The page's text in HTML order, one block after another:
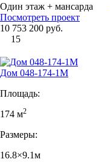
Один этаж + мансарда
Посмотреть проект
10 753 200 руб.
15
Дом 048-174-1М
Площадь:
174 м2
Размеры:
16.8×9.1м